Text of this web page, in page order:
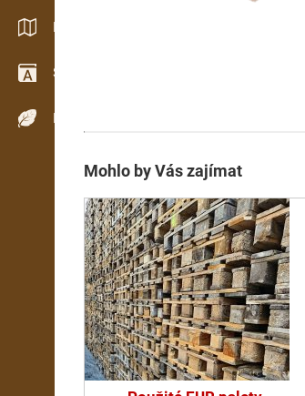
Katalogy / Brožury
Slovník
Dřeviny
Mohlo by Vás zajímat